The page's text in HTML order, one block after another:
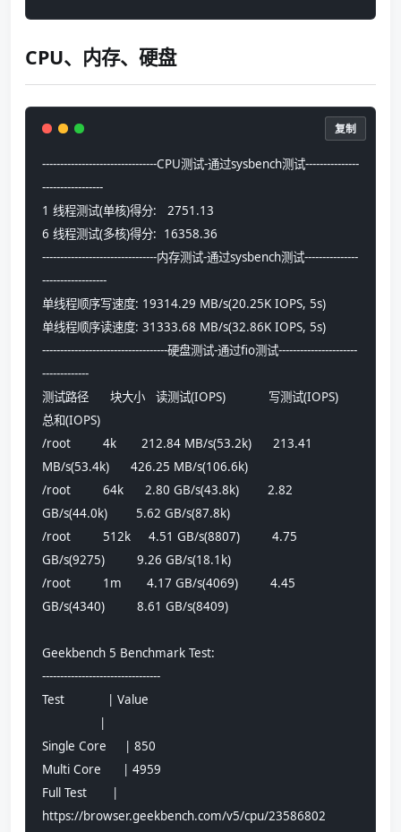
CPU、内存、硬盘
--------------------------------CPU测试-通过sysbench测试---------------
-----------------
1 线程测试(单核)得分:   2751.13
6 线程测试(多核)得分:  16358.36
--------------------------------内存测试-通过sysbench测试---------------
------------------
单线程顺序写速度: 19314.29 MB/s(20.25K IOPS, 5s)
单线程顺序读速度: 31333.68 MB/s(32.86K IOPS, 5s)
-----------------------------------硬盘测试-通过fio测试----------------------
-------------
测试路径      块大小   读测试(IOPS)            写测试(IOPS)
总和(IOPS)
/root         4k       212.84 MB/s(53.2k)      213.41
MB/s(53.4k)      426.25 MB/s(106.6k)
/root         64k      2.80 GB/s(43.8k)        2.82
GB/s(44.0k)        5.62 GB/s(87.8k)
/root         512k     4.51 GB/s(8807)         4.75
GB/s(9275)         9.26 GB/s(18.1k)
/root         1m       4.17 GB/s(4069)         4.45
GB/s(4340)         8.61 GB/s(8409)
Geekbench 5 Benchmark Test:
---------------------------------
Test            | Value
                |
Single Core     | 850
Multi Core      | 4959
Full Test       |
https://browser.geekbench.com/v5/cpu/23586802
复制